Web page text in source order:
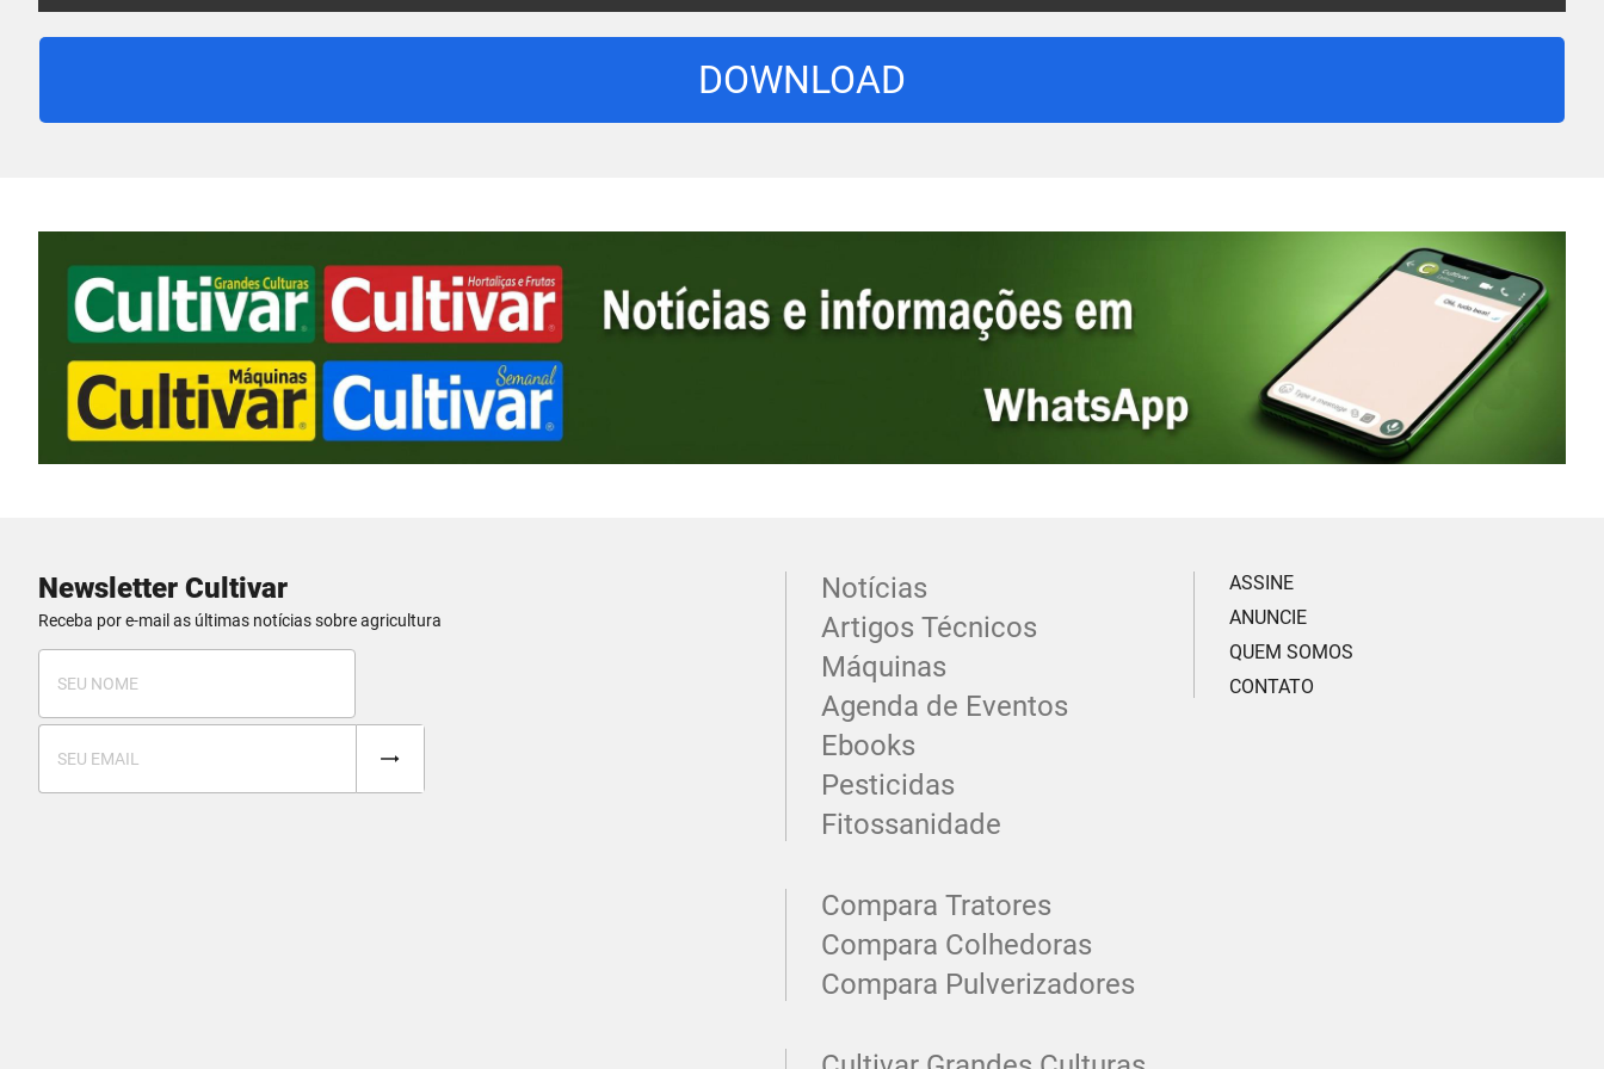
DOWNLOAD
Newsletter Cultivar
Receba por e-mail as últimas notícias sobre agricultura
Notícias
Artigos Técnicos
Máquinas
Agenda de Eventos
Ebooks
Pesticidas
Fitossanidade
Compara Tratores
Compara Colhedoras
Compara Pulverizadores
ASSINE
ANUNCIE
QUEM SOMOS
CONTATO